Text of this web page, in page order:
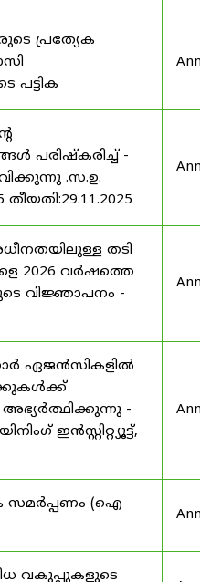
പ്രത്യേക
പട്ടിക
പരിഷ്കരിച്ച് -
.സ.ഉ.
തീയതി:29.11.2025
തടി
2026 വർഷത്തെ
വിജ്ഞാപനം -
ഏജൻസികളിൽ
-
ഇൻസ്റ്റിറ്റ്യൂട്ട്,
സമർപ്പണം (ഐ
വകുപ്പുകളുടെ